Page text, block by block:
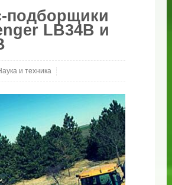
подборщики
LB34B и
и техника